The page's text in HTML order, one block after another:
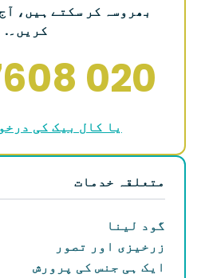
بھروسہ کر سکتے ہیں،
کریں۔.
020 7608 1227
یا کال بیک کی
متعلقہ خدمات
گود لینا
زرخیزی اور تصور
ایک ہی جنس کی پرورش